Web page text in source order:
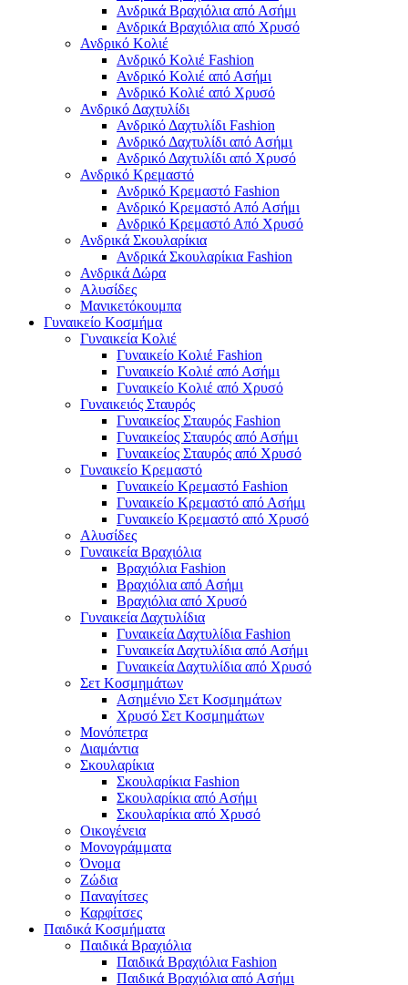
Ανδρικά Βραχιόλια από Ασήμι
Ανδρικά Βραχιόλια από Χρυσό
Ανδρικό Κολιέ
Ανδρικό Κολιέ Fashion
Ανδρικό Κολιέ από Ασήμι
Ανδρικό Κολιέ από Χρυσό
Ανδρικό Δαχτυλίδι
Ανδρικό Δαχτυλίδι Fashion
Ανδρικό Δαχτυλίδι από Ασήμι
Ανδρικό Δαχτυλίδι από Χρυσό
Ανδρικό Κρεμαστό
Ανδρικό Κρεμαστό Fashion
Ανδρικό Κρεμαστό Από Ασήμι
Ανδρικό Κρεμαστό Από Χρυσό
Ανδρικά Σκουλαρίκια
Ανδρικά Σκουλαρίκια Fashion
Ανδρικά Δώρα
Αλυσίδες
Μανικετόκουμπα
Γυναικείο Κοσμήμα
Γυναικεία Κολιέ
Γυναικείο Κολιέ Fashion
Γυναικείο Κολιέ από Ασήμι
Γυναικείο Κολιέ από Χρυσό
Γυναικειός Σταυρός
Γυναικείος Σταυρός Fashion
Γυναικείος Σταυρός από Ασήμι
Γυναικείος Σταυρός από Χρυσό
Γυναικείο Κρεμαστό
Γυναικείο Κρεμαστό Fashion
Γυναικείο Κρεμαστό από Ασήμι
Γυναικείο Κρεμαστό από Χρυσό
Αλυσίδες
Γυναικεία Βραχιόλια
Βραχιόλια Fashion
Βραχιόλια από Ασήμι
Βραχιόλια από Χρυσό
Γυναικεία Δαχτυλίδια
Γυναικεία Δαχτυλίδια Fashion
Γυναικεία Δαχτυλίδια από Ασήμι
Γυναικεία Δαχτυλίδια από Χρυσό
Σετ Κοσμημάτων
Ασημένιο Σετ Κοσμημάτων
Χρυσό Σετ Κοσμημάτων
Μονόπετρα
Διαμάντια
Σκουλαρίκια
Σκουλαρίκια Fashion
Σκουλαρίκια από Ασήμι
Σκουλαρίκια από Χρυσό
Οικογένεια
Μονογράμματα
Όνομα
Ζώδια
Παναγίτσες
Καρφίτσες
Παιδικά Κοσμήματα
Παιδικά Βραχιόλια
Παιδικά Βραχιόλια Fashion
Παιδικά Βραχιόλια από Ασήμι